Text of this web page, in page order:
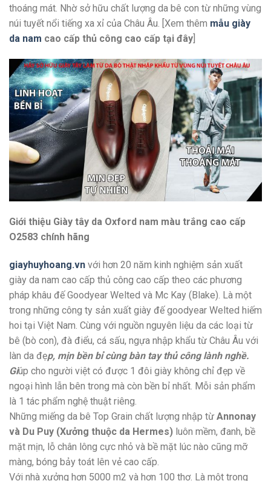
thoáng mát. Nhờ sở hữu chất lượng da bê con từ những vùng
núi tuyết nổi tiếng xa xỉ của Châu Âu. [Xem thêm mẫu giày
da nam cao cấp thủ công cao cấp tại đây
Giới thiệu Giày tây da Oxford nam màu trắng cao cấp
O2583 chính hãng
giayhuyhoang.vn với hơn 20 năm kinh nghiệm sản xuất
giày da nam cao cấp thủ công cao cấp theo các phương
pháp khâu đế Goodyear Welted và Mc Kay (Blake). Là một
trong những công ty sản xuất giày đế goodyear Welted hiếm
hoi tại Việt Nam. Cùng với nguồn nguyên liệu da các loại từ
bê (bò con), đà điểu, cá sấu, ngựa nhập khẩu từ Châu Âu với
làn da đẹp, mịn bền bỉ cùng bàn tay thủ công lành nghề.
Giúp cho người việt có được 1 đôi giày không chỉ đẹp về
ngoại hình lẫn bên trong mà còn bền bỉ nhất. Mỗi sản phẩm
là 1 tác phẩm nghệ thuật riêng.
Những miếng da bê Top Grain chất lượng nhập từ Annonay
và Du Puy (Xưởng thuộc da Hermes) luôn mềm, đanh, bề
mặt mịn, lỗ chân lông cực nhỏ và bề mặt lúc nào cũng mỡ
màng, bóng bảy toát lên vẻ cao cấp.
Với nhà xưởng hơn 5000 m2 và hơn 100 thợ. Là một trong